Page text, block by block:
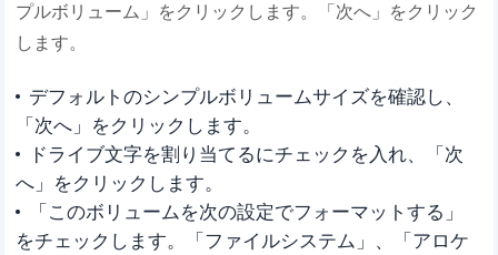
プルボリューム」をクリックします。「次へ」をクリック
します。
デフォルトのシンプルボリュームサイズを確認し、
「次へ」をクリックします。
ドライブ文字を割り当てるにチェックを入れ、「次
へ」をクリックします。
「このボリュームを次の設定でフォーマットする」
をチェックします。「ファイルシステム」、「アロケ